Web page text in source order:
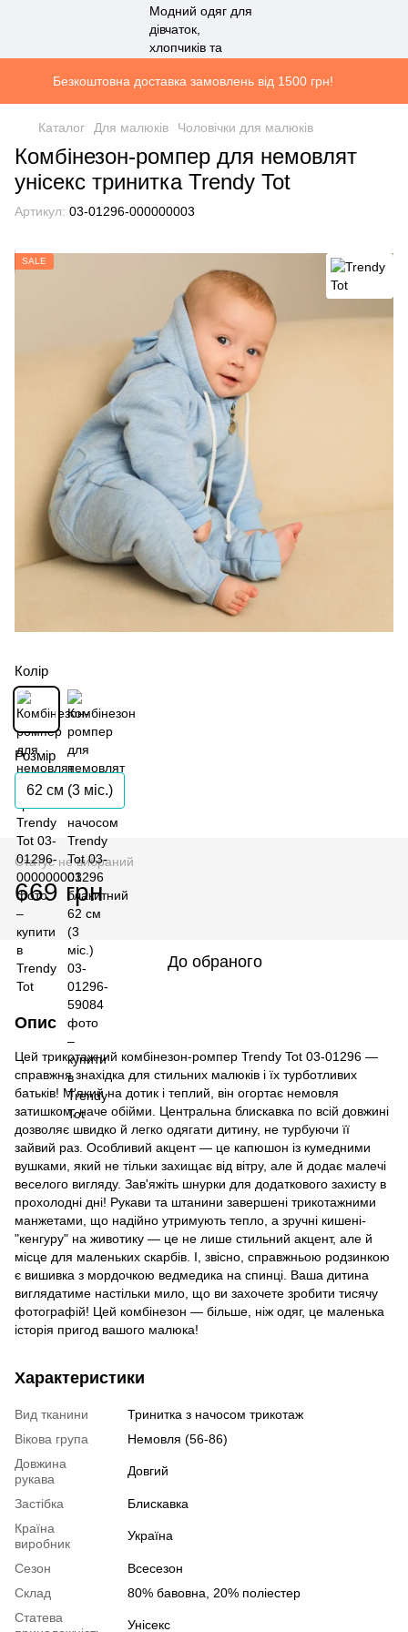
Безкоштовна доставка замовлень від 1500 грн!
Каталог Для малюків Чоловічки для малюків
Комбінезон-ромпер для немовлят
унісекс тринитка Trendy Tot
Артикул: 03-01296-000000003
SALE
Колір
Розмір
62 см (3 мiс.)
Статус не вибраний
669 грн
До обраного
Опис
Цей трикотажний комбінезон-ромпер Trendy Tot 03-01296 —
справжня знахідка для стильних малюків і їх турботливих
батьків! М'який на дотик і теплий, він огортає немовля
затишком, наче обійми. Центральна блискавка по всій довжині
дозволяє швидко й легко одягати дитину, не турбуючи її
зайвий раз. Особливий акцент — це капюшон із кумедними
вушками, який не тільки захищає від вітру, але й додає малечі
веселого вигляду. Зав'яжіть шнурки для додаткового захисту в
прохолодні дні! Рукави та штанини завершені трикотажними
манжетами, що надійно утримують тепло, а зручні кишені-
"кенгуру" на животику — це не лише стильний акцент, але й
місце для маленьких скарбів. І, звісно, справжньою родзинкою
є вишивка з мордочкою ведмедика на спинці. Ваша дитина
виглядатиме настільки мило, що ви захочете зробити тисячу
фотографій! Цей комбінезон — більше, ніж одяг, це маленька
історія пригод вашого малюка!
Характеристики
Вид тканини
Тринитка з начосом трикотаж
Вікова група
Немовля (56-86)
Довжина
рукава
Довгий
Застібка
Блискавка
Країна
виробник
Україна
Сезон
Всесезон
Склад
80% бавовна, 20% поліестер
Статева
Унісекс